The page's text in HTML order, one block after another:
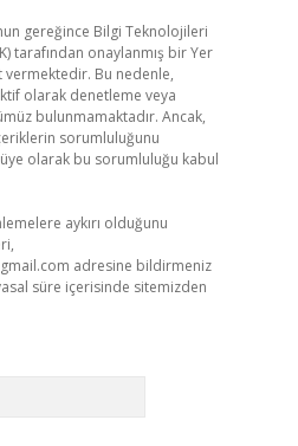
gereğince Bilgi Teknolojileri
tarafından onaylanmış bir Yer
vermektedir. Bu nedenle,
olarak denetleme veya
bulunmamaktadır. Ancak,
sorumluluğunu
olarak bu sorumluluğu kabul
aykırı olduğunu
adresine bildirmeniz
süre içerisinde sitemizden